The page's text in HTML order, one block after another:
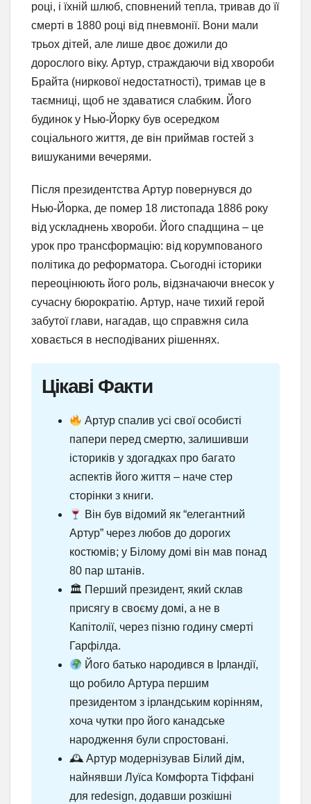
році, і їхній шлюб, сповнений тепла, тривав до її
смерті в 1880 році від пневмонії. Вони мали
трьох дітей, але лише двоє дожили до
дорослого віку. Артур, страждаючи від хвороби
Брайта (ниркової недостатності), тримав це в
таємниці, щоб не здаватися слабким. Його
будинок у Нью-Йорку був осередком
соціального життя, де він приймав гостей з
вишуканими вечерями.
Після президентства Артур повернувся до
Нью-Йорка, де помер 18 листопада 1886 року
від ускладнень хвороби. Його спадщина – це
урок про трансформацію: від корумпованого
політика до реформатора. Сьогодні історики
переоцінюють його роль, відзначаючи внесок у
сучасну бюрократію. Артур, наче тихий герой
забутої глави, нагадав, що справжня сила
ховається в несподіваних рішеннях.
Цікаві Факти
Артур спалив усі свої особисті
папери перед смертю, залишивши
істориків у здогадках про багато
аспектів його життя – наче стер
сторінки з книги.
Він був відомий як “елегантний
Артур” через любов до дорогих
костюмів; у Білому домі він мав понад
80 пар штанів.
🏛 Перший президент, який склав
присягу в своєму домі, а не в
Капітолії, через пізню годину смерті
Гарфілда.
Його батько народився в Ірландії,
що робило Артура першим
президентом з ірландським корінням,
хоча чутки про його канадське
народження були спростовані.
🕰 Артур модернізував Білий дім,
найнявши Луїса Комфорта Тіффані
для redesign, додавши розкішні